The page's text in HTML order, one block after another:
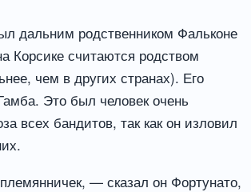
дальним родственником Фальконе
Корсике считаются родством
чем в других странах). Его
Это был человек очень
всех бандитов, так как он изловил
— сказал он Фортунато,